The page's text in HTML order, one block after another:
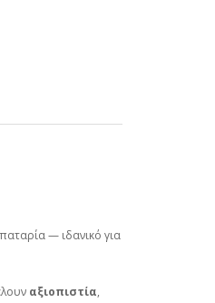
— ιδανικό για
αξιοπιστία,